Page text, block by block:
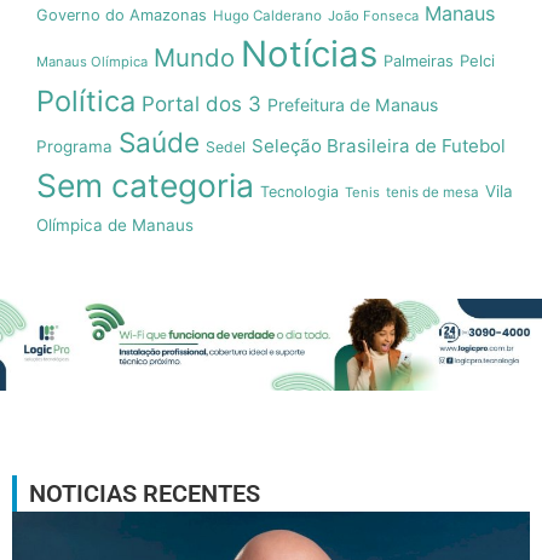
Governo do Amazonas Hugo Calderano João Fonseca Manaus
Manaus Olímpica Mundo Notícias Palmeiras Pelci
Política Portal dos 3 Prefeitura de Manaus
Programa Saúde Sedel Seleção Brasileira de Futebol
Sem categoria Tecnologia Tenis tenis de mesa Vila
Olímpica de Manaus
NOTICIAS RECENTES